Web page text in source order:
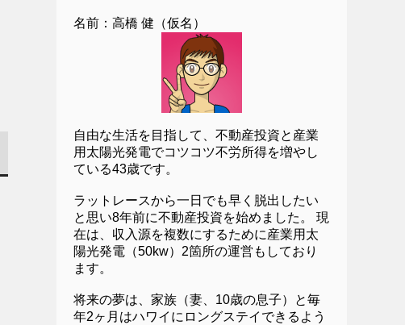
名前：高橋 健（仮名）
自由な生活を目指して、不動産投資と産業
用太陽光発電でコツコツ不労所得を増やし
ている43歳です。
ラットレースから一日でも早く脱出したい
と思い8年前に不動産投資を始めました。 現
在は、収入源を複数にするために産業用太
陽光発電（50kw）2箇所の運営もしており
ます。
将来の夢は、家族（妻、10歳の息子）と毎
年2ヶ月はハワイにロングステイできるよう